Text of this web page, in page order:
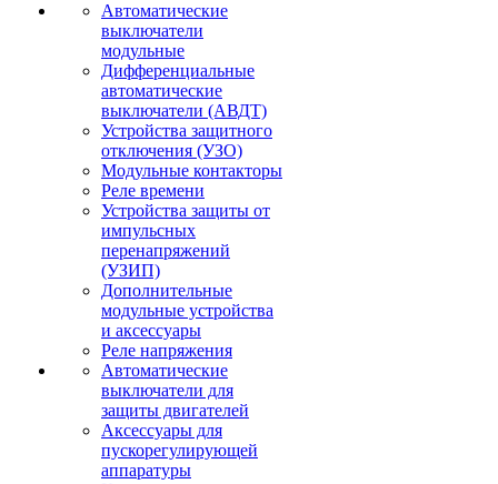
Автоматические
выключатели
модульные
Дифференциальные
автоматические
выключатели (АВДТ)
Устройства защитного
отключения (УЗО)
Модульные контакторы
Реле времени
Устройства защиты от
импульсных
перенапряжений
(УЗИП)
Дополнительные
модульные устройства
и аксессуары
Реле напряжения
Автоматические
выключатели для
защиты двигателей
Аксессуары для
пускорегулирующей
аппаратуры